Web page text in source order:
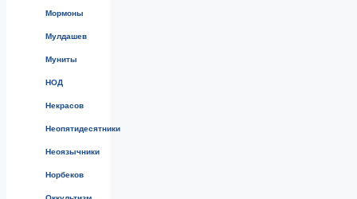
Мормоны
Мулдашев
Муниты
НОД
Некрасов
Неопятидесятники
Неоязычники
Норбеков